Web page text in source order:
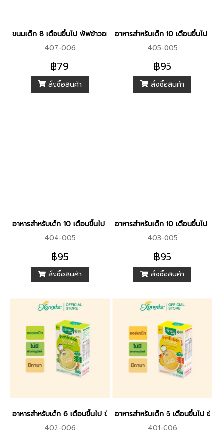
ขนมเด็ก 8 เดือนขึ้นไป พัฟข้าวออร์แกนิค ผสมมันเทศ รสส้ม (บรรจุ 6
407-006
฿79
สั่งซื้อสินค้า
อาหารสำหรับเด็ก 10 เดือนขึ้นไป
405-005
฿95
สั่งซื้อสินค้า
อาหารสำหรับเด็ก 10 เดือนขึ้นไป ข้าวกล้องงอกออร์แกนิค ผสมผักโขม
404-005
฿95
สั่งซื้อสินค้า
อาหารสำหรับเด็ก 10 เดือนขึ้นไป
403-005
฿95
สั่งซื้อสินค้า
อาหารสำหรับเด็ก 6 เดือนขึ้นไป ข้าวกล้องงอกบด ผสมกล้วยและผักโ
402-006
อาหารสำหรับเด็ก 6 เดือนขึ้นไป ข้
401-006